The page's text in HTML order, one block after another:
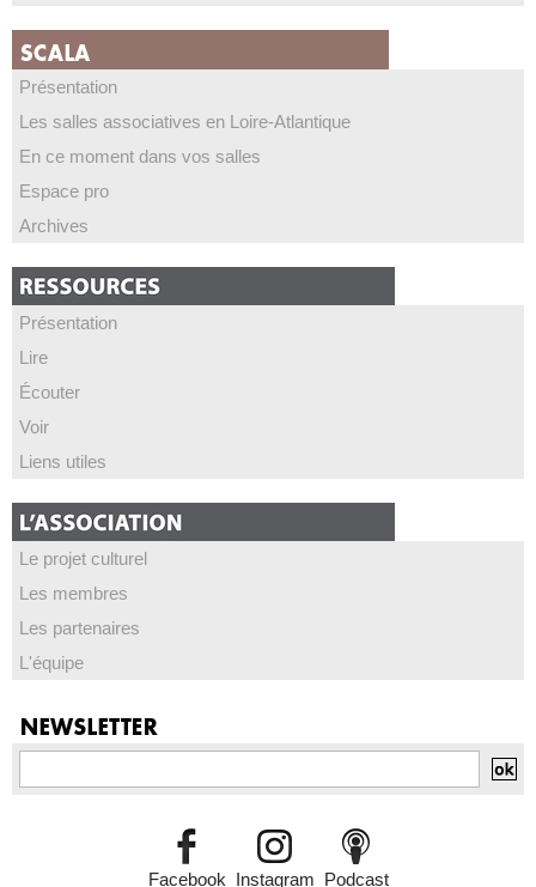
Présentation
Les salles associatives en Loire-Atlantique
En ce moment dans vos salles
Espace pro
Archives
Présentation
Lire
Écouter
Voir
Liens utiles
Le projet culturel
Les membres
Les partenaires
L'équipe
Facebook Instagram Podcast